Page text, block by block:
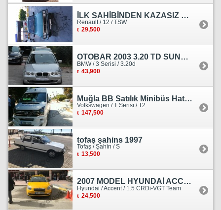
İLK SAHİBİNDEN KAZASIZ HASARSIZ BOYASIZ DEĞİŞENSİZ TAM ORJİNAL RENO
Renault / 12 / TSW
29,500
OTOBAR 2003 3.20 TD SUNROOF DERİ OTOMATİK DİZEL EMSALSİZ
BMW / 3 Serisi / 3.20d
43,900
Muğla BB Satılık Minibüs Hatı Volkswagen Crafter
Volkswagen / T Serisi / T2
147,500
tofaş şahins 1997
Tofaş / Şahin / S
13,500
2007 MODEL HYUNDAİ ACCENT ERA MOTOR YENİ YAPILDI
Hyundai / Accent / 1.5 CRDi-VGT Team
24,500